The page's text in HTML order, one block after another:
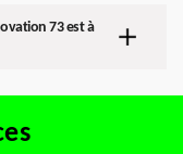
73 est à